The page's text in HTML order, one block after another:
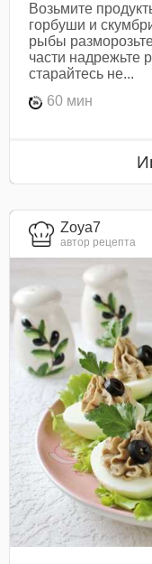
Возьмите
горбуши и
рыбы
части надрежьте
старайтесь не...
60 мин
Zoya7
автор рецепта